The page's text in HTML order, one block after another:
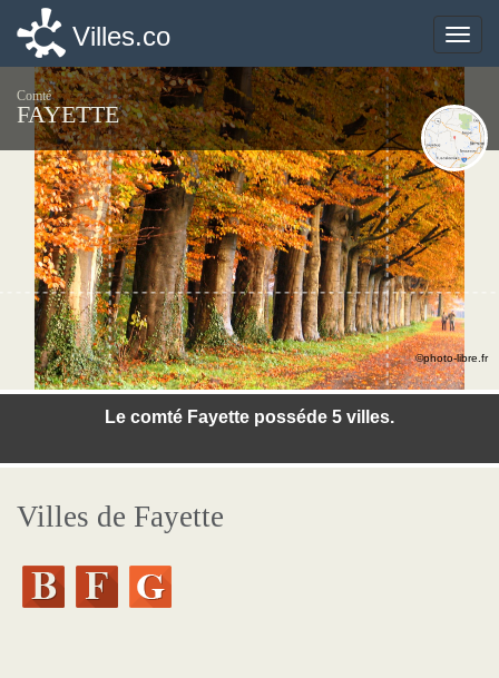
Toggle
Villes.co
Comté
FAYETTE
Le comté Fayette posséde 5 villes.
©photo-libre.fr
Villes de Fayette
Toggle
Villes.co